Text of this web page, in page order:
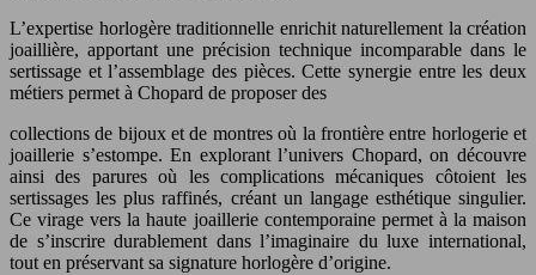
L’expertise horlogère traditionnelle enrichit naturellement la création
joaillière, apportant une précision technique incomparable dans le
sertissage et l’assemblage des pièces. Cette synergie entre les deux
métiers permet à Chopard de proposer des
collections de bijoux et de montres où la frontière entre horlogerie et
joaillerie s’estompe. En explorant l’univers Chopard, on découvre
ainsi des parures où les complications mécaniques côtoient les
sertissages les plus raffinés, créant un langage esthétique singulier.
Ce virage vers la haute joaillerie contemporaine permet à la maison
de s’inscrire durablement dans l’imaginaire du luxe international,
tout en préservant sa signature horlogère d’origine.